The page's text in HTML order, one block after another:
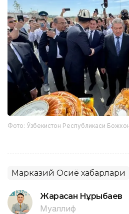
Фото: Ўзбекистон Республикаси
Марказий Осиё хабарлари
Жарасқан Нұрыбаев
Муаллиф